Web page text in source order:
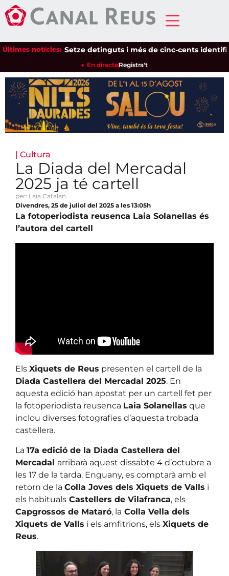
Últimes notícies:Setze detinguts i més de cinc-cents
En directeRegistra't
| Cultura
La Diada del Mercadal
2025 ja té cartell
per: Laia Catalan
Divendres, 25 de juliol del 2025 a les 13:05h
La fotoperiodista reusenca Laia Solanellas és
l’autora del cartell
Els Xiquets de Reus presenten el cartell de la
Diada Castellera del Mercadal 2025. En
aquesta edició han apostat per un cartell fet per
la fotoperiodista reusenca Laia Solanellas que
inclou diverses fotografies d’aquesta trobada
castellera.
La 17a edició de la Diada Castellera del
Mercadal arribarà aquest dissabte 4 d’octubre a
les 17 de la tarda. Enguany, es comptarà amb el
retorn de la Colla Joves dels Xiquets de Valls i
els habituals Castellers de Vilafranca, els
Capgrossos de Mataró, la Colla Vella dels
Xiquets de Valls i els amfitrions, els Xiquets de
Reus.